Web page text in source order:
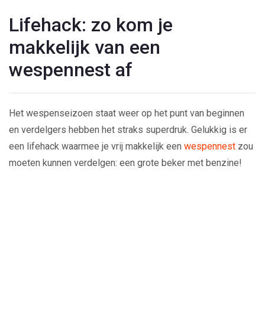
Lifehack: zo kom je
makkelijk van een
wespennest af
Het wespenseizoen staat weer op het punt van beginnen
en verdelgers hebben het straks superdruk. Gelukkig is er
een lifehack waarmee je vrij makkelijk een wespennest zou
moeten kunnen verdelgen: een grote beker met benzine!